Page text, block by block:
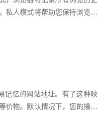
私人模式将帮助您保持浏览器
记忆的网站地址。有了这种映
价物。默认情况下，您的操作